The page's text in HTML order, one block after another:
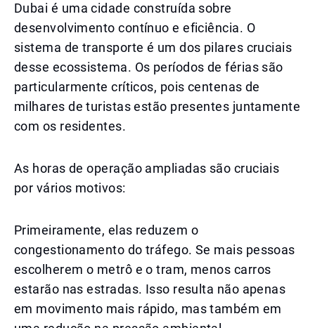
Dubai é uma cidade construída sobre
desenvolvimento contínuo e eficiência. O
sistema de transporte é um dos pilares cruciais
desse ecossistema. Os períodos de férias são
particularmente críticos, pois centenas de
milhares de turistas estão presentes juntamente
com os residentes.
As horas de operação ampliadas são cruciais
por vários motivos:
Primeiramente, elas reduzem o
congestionamento do tráfego. Se mais pessoas
escolherem o metrô e o tram, menos carros
estarão nas estradas. Isso resulta não apenas
em movimento mais rápido, mas também em